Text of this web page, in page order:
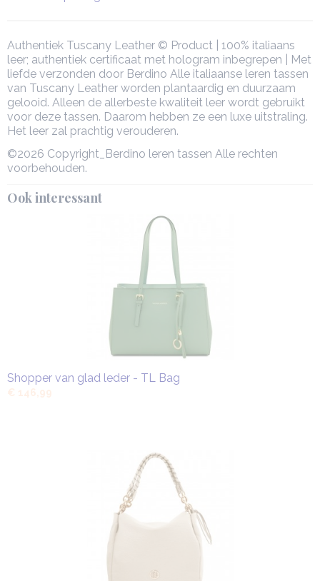
Authentiek Tuscany Leather © Product | 100% italiaans
leer; authentiek certificaat met hologram inbegrepen | Met
liefde verzonden door Berdino Alle italiaanse leren tassen
van Tuscany Leather worden plantaardig en duurzaam
gelooid. Alleen de allerbeste kwaliteit leer wordt gebruikt
voor deze tassen. Daarom hebben ze een luxe uitstraling.
Het leer zal prachtig verouderen.
©2026 Copyright_Berdino leren tassen Alle rechten
voorbehouden.
Ook interessant
Shopper van glad leder - TL Bag
€ 146,99